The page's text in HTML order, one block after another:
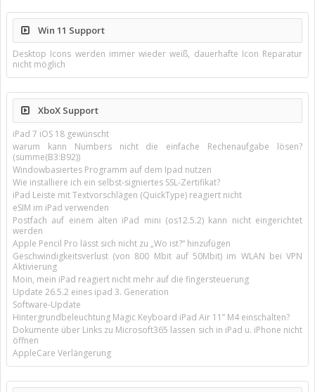
Win 11 Support
Desktop Icons werden immer wieder weiß, dauerhafte Icon Reparatur
nicht möglich
XboX Support
iPad 7 iOS 18 gewünscht
warum kann Numbers nicht die einfache Rechenaufgabe lösen?
(summe(B3:B92))
Windowbasiertes Programm auf dem Ipad nutzen
Wie installiere ich ein selbst-signiertes SSL-Zertifikat?
iPad Leiste mit Textvorschlägen (QuickType) reagiert nicht
eSIM im iPad verwenden
Postfach auf einem alten iPad mini (os12.5.2) kann nicht eingerichtet
werden
Apple Pencil Pro lässt sich nicht zu „Wo ist?“ hinzufügen
Geschwindigkeitsverlust (von 800 Mbit auf 50Mbit) im WLAN bei VPN
Aktivierung
Moin, mein iPad reagiert nicht mehr auf die fingersteuerung
Update 26.5.2 eines ipad 3. Generation
Software-Update
Hintergrundbeleuchtung Magic Keyboard iPad Air 11’’ M4 einschalten?
Dokumente über Links zu Microsoft365 lassen sich in iPad u. iPhone nicht
öffnen
AppleCare Verlängerung